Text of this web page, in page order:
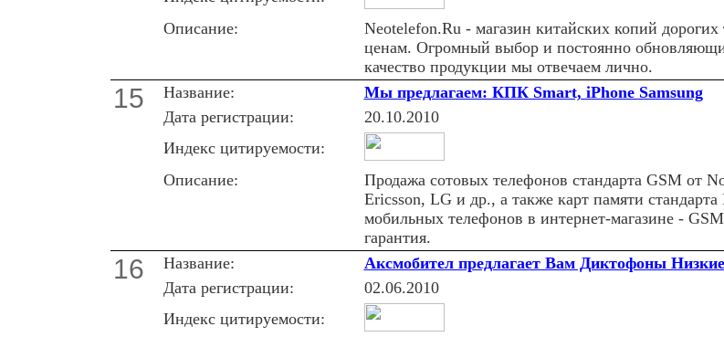
Описание:
Neotelefon.Ru - магазин китайских копий
ценам. Огромный выбор и постоянно
качество продукции мы отвечаем лично.
15 Название: Мы предлагаем: КПК Smart, iPhone Samsung
Дата регистрации:
20.10.2010
Индекс цитируемости:
Описание:
Продажа сотовых телефонов стандарта GSM от
Ericsson, LG и др., а также карт памяти
мобильных телефонов в интернет-магазине -
гарантия.
16 Название: Аксмобител предлагает Вам Диктофоны
Дата регистрации:
02.06.2010
Индекс цитируемости: